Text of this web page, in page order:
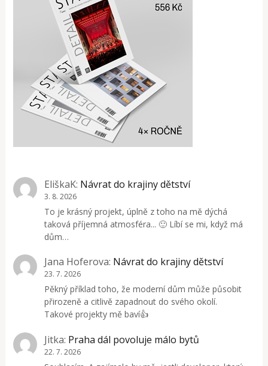
EliškaK: Návrat do krajiny dětství
3. 8. 2026
To je krásný projekt, úplně z toho na mě dýchá
taková příjemná atmosféra... 🙂 Líbí se mi, když má
dům…
Jana Hoferova: Návrat do krajiny dětství
23. 7. 2026
Pěkný příklad toho, že moderní dům může působit
přirozeně a citlivě zapadnout do svého okolí.
Takové projekty mě baví👍
Jitka: Praha dál povoluje málo bytů
22. 7. 2026